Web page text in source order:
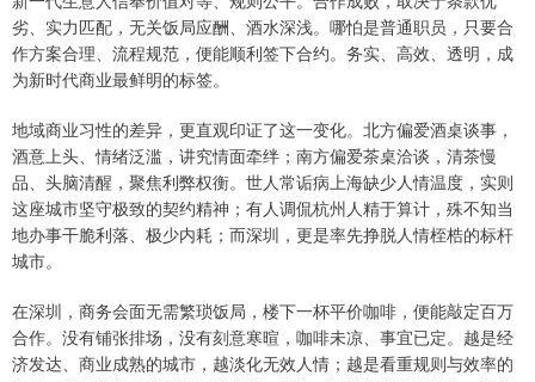
劣、实力匹配，无关饭局应酬、酒水深浅。哪怕是普通职员，只要合
作方案合理、流程规范，便能顺利签下合约。务实、高效、透明，成
为新时代商业最鲜明的标签。
地域商业习性的差异，更直观印证了这一变化。北方偏爱酒桌谈事，
酒意上头、情绪泛滥，讲究情面牵绊；南方偏爱茶桌洽谈，清茶慢
品、头脑清醒，聚焦利弊权衡。世人常诟病上海缺少人情温度，实则
这座城市坚守极致的契约精神；有人调侃杭州人精于算计，殊不知当
地办事干脆利落、极少内耗；而深圳，更是率先挣脱人情桎梏的标杆
城市。
在深圳，商务会面无需繁琐饭局，楼下一杯平价咖啡，便能敲定百万
合作。没有铺张排场，没有刻意寒暄，咖啡未凉、事宜已定。越是经
济发达、商业成熟的城市，越淡化无效人情；越是看重规则与效率的